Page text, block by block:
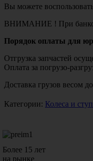
Вы можете
ВНИМАНИЕ ! При
Порядок оплаты для
Отгрузка запчастей
Оплата за погрузо-
Доставка грузов весом
Категории: Колеса и
Более 15 лет
на рынке